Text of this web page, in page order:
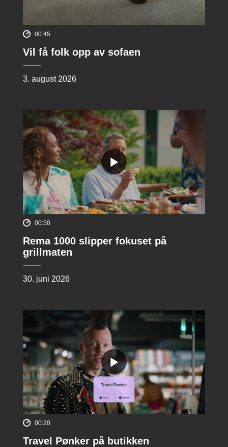
00:45
Vil få folk opp av sofaen
3. august 2026
00:50
Rema 1000 slipper fokuset på
grillmaten
30. juni 2026
00:20
Travel Pønker på butikken